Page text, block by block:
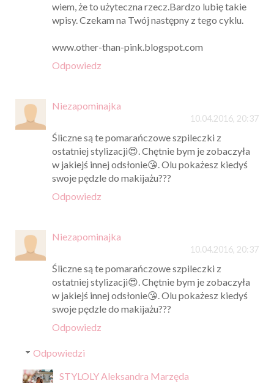
wiem, że to użyteczna rzecz.Bardzo lubię takie
wpisy. Czekam na Twój następny z tego cyklu.
www.other-than-pink.blogspot.com
Odpowiedz
Niezapominajka
10.04.2016, 20:37
Śliczne są te pomarańczowe szpileczki z
ostatniej stylizacji😍. Chętnie bym je zobaczyła
w jakiejś innej odsłonie😘. Olu pokażesz kiedyś
swoje pędzle do makijażu???
Odpowiedz
Niezapominajka
10.04.2016, 20:37
Śliczne są te pomarańczowe szpileczki z
ostatniej stylizacji😍. Chętnie bym je zobaczyła
w jakiejś innej odsłonie😘. Olu pokażesz kiedyś
swoje pędzle do makijażu???
Odpowiedz
Odpowiedzi
STYLOLY Aleksandra Marzęda